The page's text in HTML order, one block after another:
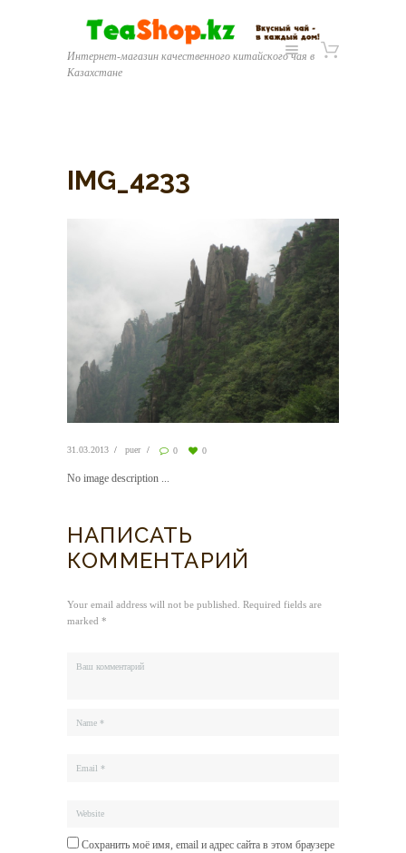
Интернет-магазин качественного китайского чая в
Казахстане
IMG_4233
31.03.2013 puer 0 0
No image description ...
НАПИСАТЬ
КОММЕНТАРИЙ
Your email address will not be published. Required fields are
marked *
Сохранить моё имя, email и адрес сайта в этом браузере